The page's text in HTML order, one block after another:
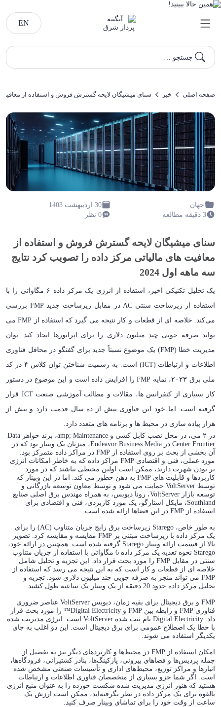
EN
جستجو …
صفحه اصلی خبر سنای میشیگان لایحه گسترش فروش و استفاده از معافیت
جهان
30 اردیبهشت 1403
3 دقیقه مطالعه
0 نظر
سنای میشیگان لایحه گسترش فروش و استفاده از
معافیت های مالیاتی مرکز داده را تصویب کرد نتایج
سه ماهه اول 2024
یک تحلیل تکنیکی اخیر، استفاده از انرژی یک مرکز داده ۶ مگاواتی را با
استفاده از زیرساخت سنتی AC در مقابل زیرساخت جدید FMP بررسی
می‌کند. خلاصه ای از قطعات و کار نتیجه می گیرد که استفاده از FMP می
تواند صرفه جویی چند میلیون دلاری را برای اپراتورها ایجاد کند. توان
مدیریت خطا (FMP) یک موضوع نسبتاً جدید برای گفتگو در محافل فناوری
اطلاعات و ارتباطات (ICT) است. به رسمیت شناختن توان کلاس ۴ در کد
ملی برق ۲۰۲۳، نمایه FMP را افزایش داده است و این موضوع در دستور
کار بسیاری از کنفرانس ها، مقالات و مطالب آموزشی صنعت ICT قرار
گرفته است. اما خود این فناوری بیش از ده سال قدمت دارد و بیش از
هزار پیاده سازی در محیط ها و برنامه های متعدد دارد.
در ۲ می، در محل نصب کابل کشی و amp; Maintenance، برند خواهر Data
Center Frontier در Endeavor Business Media، میزبان یک وبینار بود که در
آن بخشی از بحث بر روی استفاده از FMP در مراکز داده متمرکز بود.
مورد عملی، فنی و اقتصادی FMP مراکز داده که به خاطر امکانات انرژی
بر بودن شهرت دارند، ممکن است اولین محیطی نباشند که در مورد
کاربردها و قابلیت های FMP به ذهن خطور می کند. اما در این وبینار که
توسط VoltServer حمایت می شود و توسط معاون توسعه بازرگانی و
توسعه بازار VoltServer، رونا دیویس، به همراه مهندس برق اصلی صنایع
Southland، مایکل استارگو، یک مورد کاربردی، فنی و اقتصادی برای
استفاده از FMP در این فضاها ارائه شده است.
به طور خاص، Starego زیرساخت برق رایج جریان متناوب (AC) را برای
یک مرکز داده با زیرساخت مبتنی بر FMP مقایسه و مقایسه کرد. تصویر
بالا از قسمت ارائه وبینار Starego گرفته شده است. همچنین در ارائه خود،
Starego نحوه تغذیه یک مرکز داده 6 مگاواتی با استفاده از جریان متناوب
سنتی در مقابل FMP را مورد بحث قرار داد. این تجزیه و تحلیل شامل
خلاصه ای از قطعات و کار است که به این نتیجه می رسد که استفاده از
FMP می تواند منجر به صرفه جویی چند میلیون دلاری شود. تجزیه و
تحلیل مرکز داده حدود 20 دقیقه از یک وبینار یک ساعته طول کشید.
FMP و برق دیجیتال برای بقیه زمان، دیویس VoltServer عناصر ضروری
فناوری FMP و رابطه بین FMP و Digital Electricity™ را مورد بحث قرار
داد. Digital Electricity نام ثبت شده VoltServer است. انرژی مدیریت شده
با خطا یک اصطلاح عمومی برای برق دیجیتال است. این دو اغلب به جای
یکدیگر استفاده می شوند.
امکان استفاده از FMP در محیط‌ها و کاربردهای دیگر نیز به تفصیل از
جمله پردیس‌ها و فضاهای بیرونی، پارکینگ‌ها، بنادر کشتیرانی، فرودگاه‌ها،
انبارها و مراکز توزیع، محیط‌های اداری و تأسیسات صنعتی مشخص شده
است. اگر شما جزو بسیاری از متخصصان فناوری اطلاعات و ارتباطات
هستید که هنوز انرژی مدیریت شده شکست خورده را به عنوان منبع انرژی
بالقوه برای یک مرکز داده در نظر نگرفته‌اید، ممکن است ارزش یک
ساعت از وقت خود را برای تماشای وبینار صرف کنید.